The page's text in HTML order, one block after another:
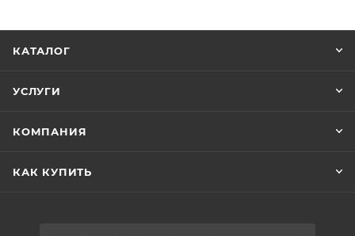
Регулировка ремешка на нужный размер.
Трёхслойный поролон с внутренней стороны для
100% защита от ультрафиолета.
КАТАЛОГ
УСЛУГИ
КОМПАНИЯ
КАК КУПИТЬ